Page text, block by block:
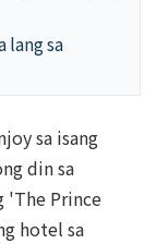
lang sa
sa isang
din sa
'The Prince
hotel sa